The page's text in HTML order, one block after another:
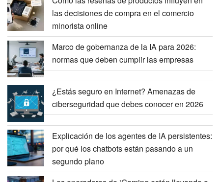
las decisiones de compra en el comercio
minorista online
Marco de gobernanza de la IA para 2026:
normas que deben cumplir las empresas
¿Estás seguro en Internet? Amenazas de
ciberseguridad que debes conocer en 2026
Explicación de los agentes de IA persistentes:
por qué los chatbots están pasando a un
segundo plano